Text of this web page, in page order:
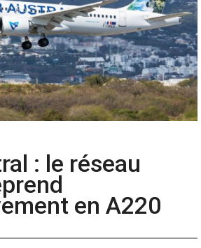
: le réseau
en A220